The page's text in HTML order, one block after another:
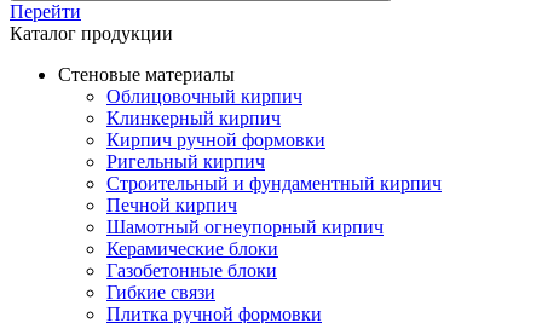
Перейти
Каталог продукции
Стеновые материалы
Облицовочный кирпич
Клинкерный кирпич
Кирпич ручной формовки
Ригельный кирпич
Строительный и фундаментный кирпич
Печной кирпич
Шамотный огнеупорный кирпич
Керамические блоки
Газобетонные блоки
Гибкие связи
Плитка ручной формовки